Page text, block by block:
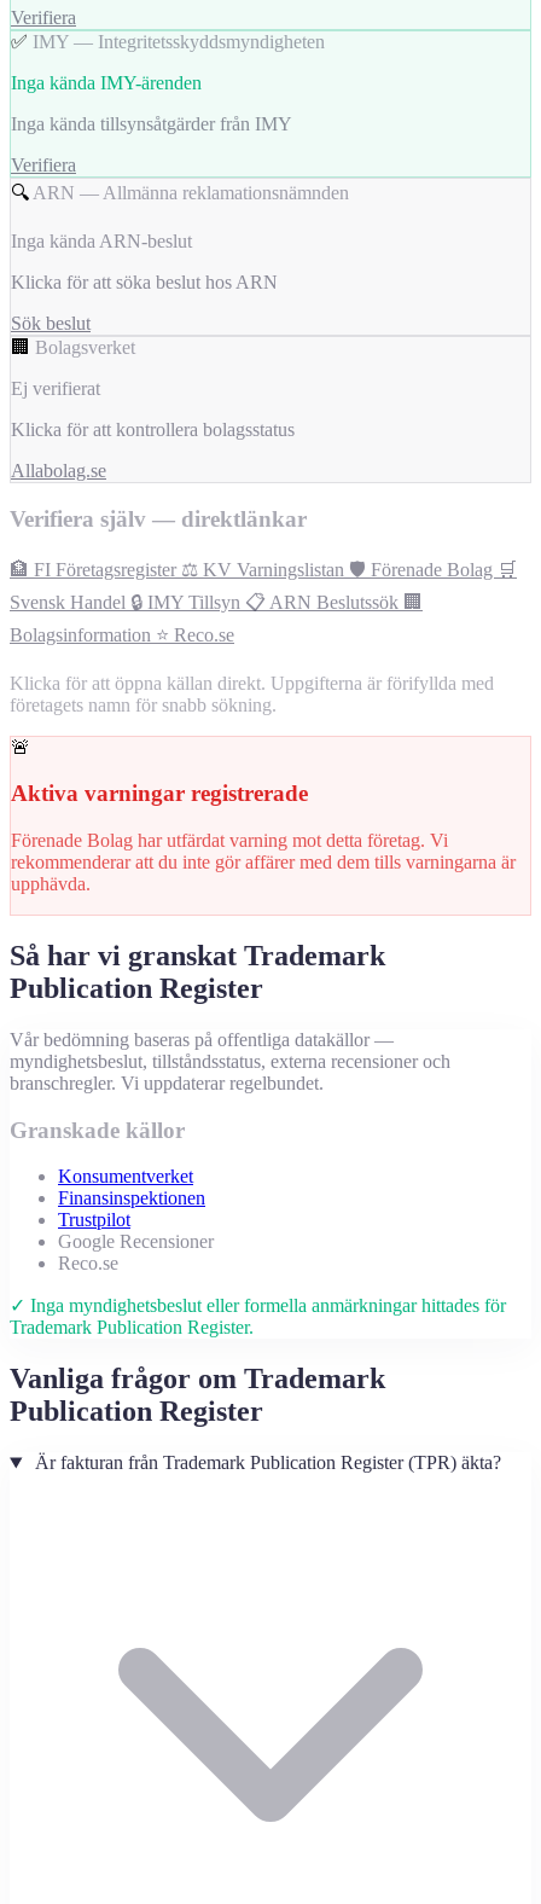
Verifiera
✅ IMY — Integritetsskyddsmyndigheten
Inga kända IMY-ärenden
Inga kända tillsynsåtgärder från IMY
Verifiera
🔍 ARN — Allmänna reklamationsnämnden
Inga kända ARN-beslut
Klicka för att söka beslut hos ARN
Sök beslut
🏢 Bolagsverket
Ej verifierat
Klicka för att kontrollera bolagsstatus
Allabolag.se
Verifiera själv — direktlänkar
🏦 FI Företagsregister ⚖️ KV Varningslistan 🛡️ Förenade Bolag 🛒
Svensk Handel 🔒 IMY Tillsyn 📋 ARN Beslutssök 🏢
Bolagsinformation ⭐ Reco.se
Klicka för att öppna källan direkt. Uppgifterna är förifyllda med
företagets namn för snabb sökning.
🚨
Aktiva varningar registrerade
Förenade Bolag har utfärdat varning mot detta företag. Vi
rekommenderar att du inte gör affärer med dem tills varningarna är
upphävda.
Så har vi granskat Trademark
Publication Register
Vår bedömning baseras på offentliga datakällor —
myndighetsbeslut, tillståndsstatus, externa recensioner och
branschregler. Vi uppdaterar regelbundet.
Granskade källor
Konsumentverket
Finansinspektionen
Trustpilot
Google Recensioner
Reco.se
✓ Inga myndighetsbeslut eller formella anmärkningar hittades för
Trademark Publication Register.
Vanliga frågor om Trademark
Publication Register
Är fakturan från Trademark Publication Register (TPR) äkta?